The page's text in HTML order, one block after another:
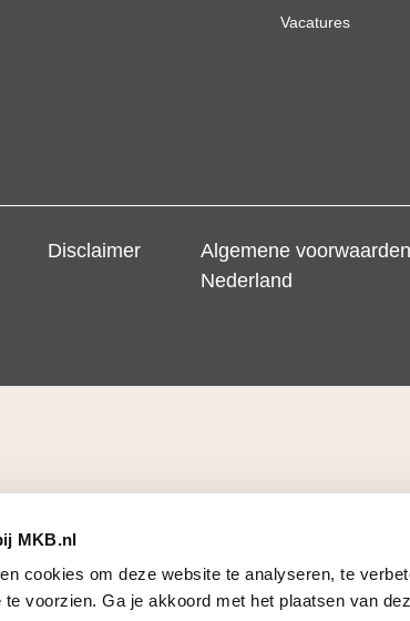
MKB.nl
cookies om deze website te analyseren, te
te voorzien. Ga je akkoord met het plaatsen van
Vacatures
Disclaimer
Algemene
Nederland